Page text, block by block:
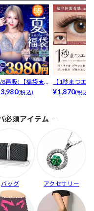
8再販!【福袋★
ラセット3点
(税込)
【1秒まつエ
リュームタイ
¥1,870(税込)
必須アイテム ―
バッグ アクセサリー